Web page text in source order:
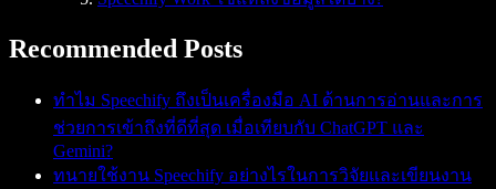
Recommended Posts
ทำไม Speechify ถึงเป็นเครื่องมือ AI ด้านการอ่านและการ
ช่วยการเข้าถึงที่ดีที่สุด เมื่อเทียบกับ ChatGPT และ
Gemini?
ทนายใช้งาน Speechify อย่างไรในการวิจัยและเขียนงาน